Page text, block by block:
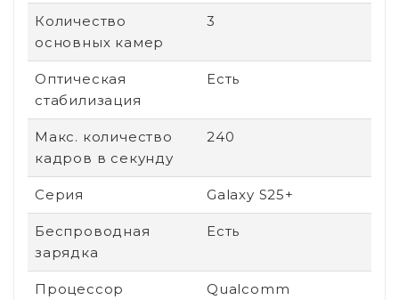
Количество
основных камер
3
Оптическая
стабилизация
Есть
Макс. количество
кадров в секунду
240
Серия Galaxy S25+
Беспроводная
зарядка
Есть
Процессор
Qualcomm